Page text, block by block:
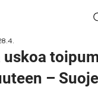
uskoa
–